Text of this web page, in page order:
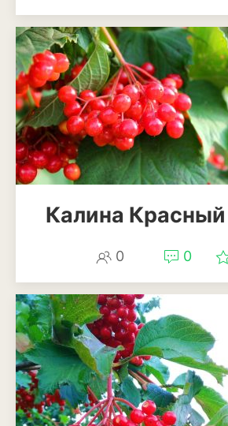
Молиния
Овсяница
Осока
Пеннисетум или
перистощетинник
Ягоды
Голубика
Дыня
Ирга
Калина
0 0